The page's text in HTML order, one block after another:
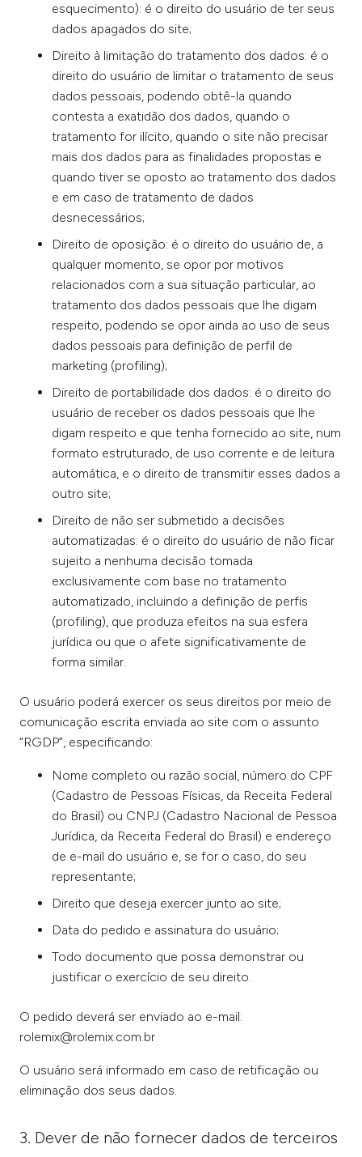
esquecimento): é o direito do usuário de ter seus
dados apagados do site;
Direito à limitação do tratamento dos dados: é o
direito do usuário de limitar o tratamento de seus
dados pessoais, podendo obtê-la quando
contesta a exatidão dos dados, quando o
tratamento for ilícito, quando o site não precisar
mais dos dados para as finalidades propostas e
quando tiver se oposto ao tratamento dos dados
e em caso de tratamento de dados
desnecessários;
Direito de oposição: é o direito do usuário de, a
qualquer momento, se opor por motivos
relacionados com a sua situação particular, ao
tratamento dos dados pessoais que lhe digam
respeito, podendo se opor ainda ao uso de seus
dados pessoais para definição de perfil de
marketing (profiling);
Direito de portabilidade dos dados: é o direito do
usuário de receber os dados pessoais que lhe
digam respeito e que tenha fornecido ao site, num
formato estruturado, de uso corrente e de leitura
automática, e o direito de transmitir esses dados a
outro site;
Direito de não ser submetido a decisões
automatizadas: é o direito do usuário de não ficar
sujeito a nenhuma decisão tomada
exclusivamente com base no tratamento
automatizado, incluindo a definição de perfis
(profiling), que produza efeitos na sua esfera
jurídica ou que o afete significativamente de
forma similar.
O usuário poderá exercer os seus direitos por meio de
comunicação escrita enviada ao site com o assunto
“RGDP”, especificando:
Nome completo ou razão social, número do CPF
(Cadastro de Pessoas Físicas, da Receita Federal
do Brasil) ou CNPJ (Cadastro Nacional de Pessoa
Jurídica, da Receita Federal do Brasil) e endereço
de e-mail do usuário e, se for o caso, do seu
representante;
Direito que deseja exercer junto ao site;
Data do pedido e assinatura do usuário;
Todo documento que possa demonstrar ou
justificar o exercício de seu direito.
O pedido deverá ser enviado ao e-mail:
rolemix@rolemix.com.br
O usuário será informado em caso de retificação ou
eliminação dos seus dados.
3. Dever de não fornecer dados de terceiros